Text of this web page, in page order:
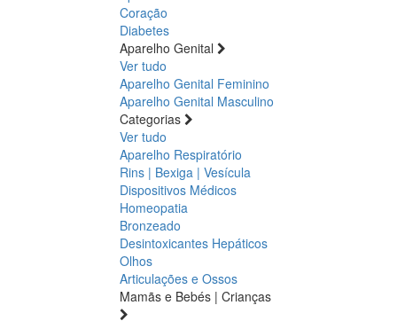
Coração
Diabetes
Aparelho Genital
Ver tudo
Aparelho Genital Feminino
Aparelho Genital Masculino
Categorias
Ver tudo
Aparelho Respiratório
Rins | Bexiga | Vesícula
Dispositivos Médicos
Homeopatia
Bronzeado
Desintoxicantes Hepáticos
Olhos
Articulações e Ossos
Mamãs e Bebés | Crianças